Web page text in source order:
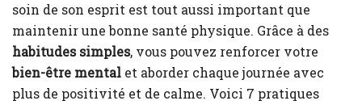
soin de son esprit est tout aussi important que
maintenir une bonne santé physique. Grâce à des
habitudes simples, vous pouvez renforcer votre
bien-être mental et aborder chaque journée avec
plus de positivité et de calme. Voici 7 pratiques